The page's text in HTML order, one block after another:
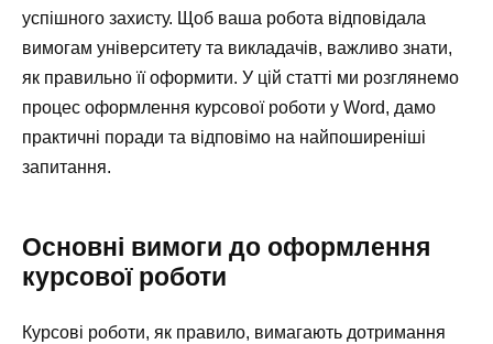
успішного захисту. Щоб ваша робота відповідала
вимогам університету та викладачів, важливо знати,
як правильно її оформити. У цій статті ми розглянемо
процес оформлення курсової роботи у Word, дамо
практичні поради та відповімо на найпоширеніші
запитання.
Основні вимоги до оформлення
курсової роботи
Курсові роботи, як правило, вимагають дотримання